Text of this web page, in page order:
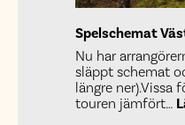
Spelschemat
Nu har
släppt schemat
längre ner).Vissa
touren jämfört…